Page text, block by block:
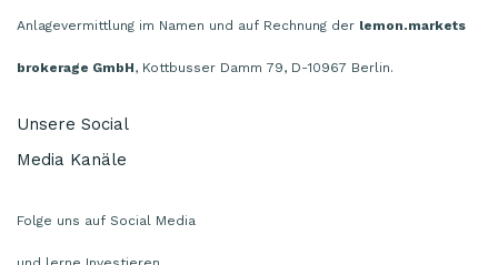
Anlagevermittlung im Namen und auf Rechnung der lemon.markets
brokerage GmbH, Kottbusser Damm 79, D-10967 Berlin.
Unsere Social
Media Kanäle
Folge uns auf Social Media